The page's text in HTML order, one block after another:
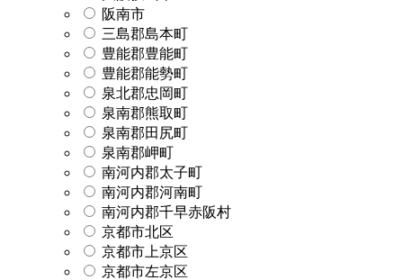
阪南市
三島郡島本町
豊能郡豊能町
豊能郡能勢町
泉北郡忠岡町
泉南郡熊取町
泉南郡田尻町
泉南郡岬町
南河内郡太子町
南河内郡河南町
南河内郡千早赤阪村
京都市北区
京都市上京区
京都市左京区